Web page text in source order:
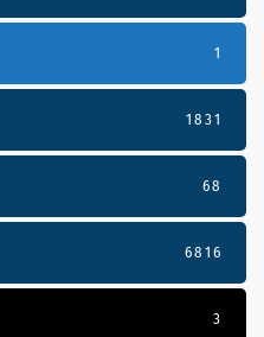
1
1831
68
6816
3